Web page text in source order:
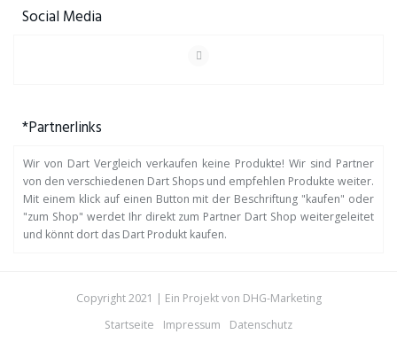
Social Media
*Partnerlinks
Wir von Dart Vergleich verkaufen keine Produkte! Wir sind Partner
von den verschiedenen Dart Shops und empfehlen Produkte weiter.
Mit einem klick auf einen Button mit der Beschriftung "kaufen" oder
"zum Shop" werdet Ihr direkt zum Partner Dart Shop weitergeleitet
und könnt dort das Dart Produkt kaufen.
Copyright 2021 | Ein Projekt von DHG-Marketing
Startseite
Impressum Datenschutz